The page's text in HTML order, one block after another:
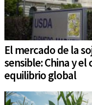
El mercado de la
sensible: China y
equilibrio global